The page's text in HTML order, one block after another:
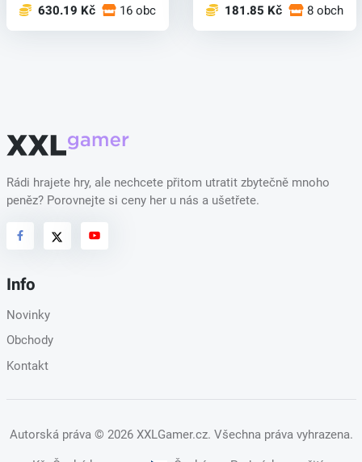
630.19 Kč 16 obchodech 181.85 Kč 8
Rádi hrajete hry, ale nechcete přitom utratit zbytečně mnoho
peněz? Porovnejte si ceny her u nás a ušetřete.
Info
Novinky
Obchody
Kontakt
Autorská práva © 2026 XXLGamer.cz. Všechna práva vyhrazena.